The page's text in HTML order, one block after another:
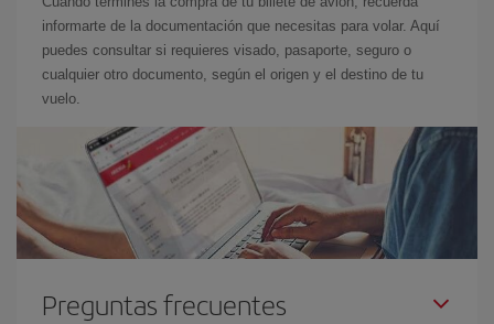
informarte de la documentación que necesitas para volar. Aquí
puedes consultar si requieres visado, pasaporte, seguro o
cualquier otro documento, según el origen y el destino de tu
vuelo.
Preguntas frecuentes